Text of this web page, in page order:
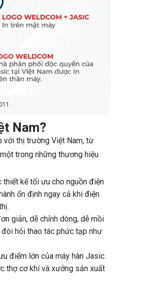
Nam?
với thị trường Việt Nam, từ
trong những thương hiệu
kế tối ưu cho nguồn điện
ổn định ngay cả khi điện
giản, dễ chỉnh dòng, dễ mồi
đòi hỏi thao tác phức tạp như
điểm lớn của máy hàn Jasic.
thợ cơ khí và xưởng sản xuất